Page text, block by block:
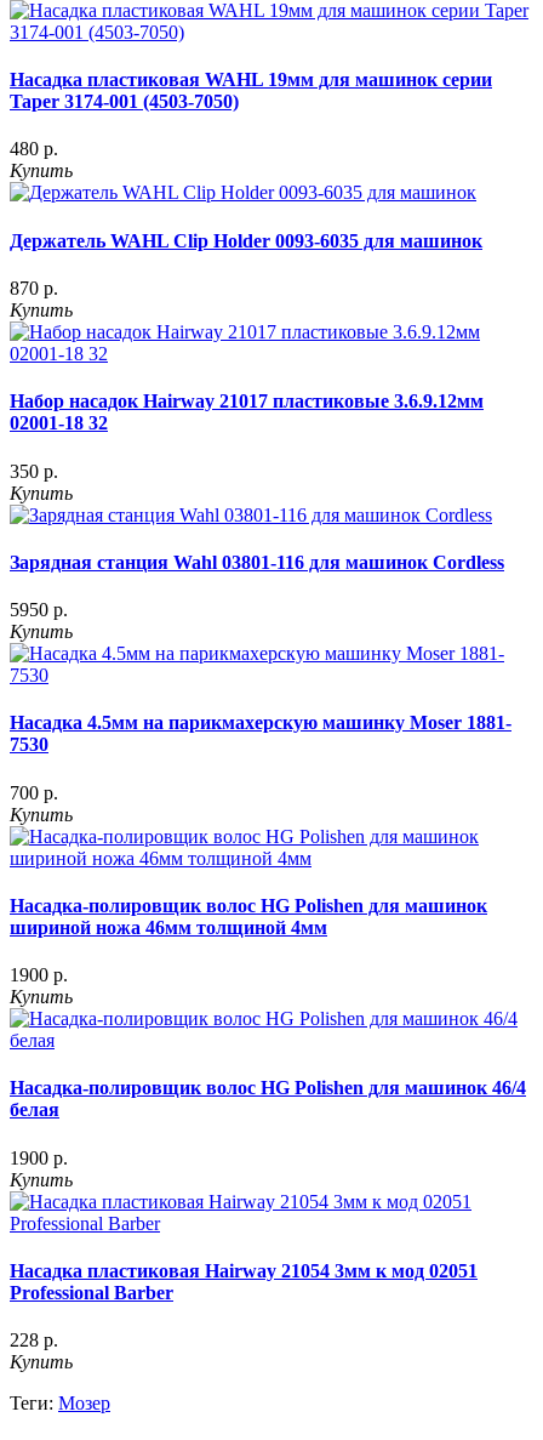
Насадка пластиковая WAHL 19мм для машинок серии
Taper 3174-001 (4503-7050)
480 р.
Купить
Держатель WAHL Clip Holder 0093-6035 для машинок
870 р.
Купить
Набор насадок Hairway 21017 пластиковые 3.6.9.12мм
02001-18 32
350 р.
Купить
Зарядная станция Wahl 03801-116 для машинок Cordless
5950 р.
Купить
Насадка 4.5мм на парикмахерскую машинку Moser 1881-
7530
700 р.
Купить
Насадка-полировщик волос HG Polishen для машинок
шириной ножа 46мм толщиной 4мм
1900 р.
Купить
Насадка-полировщик волос HG Polishen для машинок 46/4
белая
1900 р.
Купить
Насадка пластиковая Hairway 21054 3мм к мод 02051
Professional Barber
228 р.
Купить
Теги: Мозер